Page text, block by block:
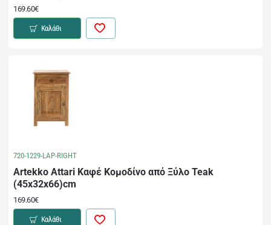
169.60€
Καλάθι
720-1229-LAP-RIGHT
Artekko Attari Καφέ Κομοδίνο από Ξύλο Teak
(45x32x66)cm
169.60€
Καλάθι